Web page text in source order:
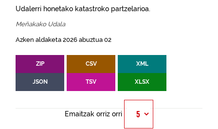
Udalerri honetako katastroko partzelarioa.
Meñakako Udala
Azken aldaketa 2026 abuztua 02
ZIP CSV XML
JSON TSV XLSX
Emaitzak orriz orri